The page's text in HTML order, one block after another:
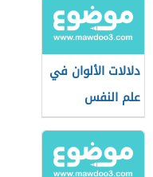
دلالات الألوان في
علم النفس